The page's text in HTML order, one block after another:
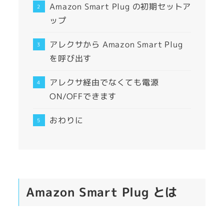
Amazon Smart Plug の初期セットア
ップ
アレクサから Amazon Smart Plug
を呼び出す
アレクサ経由でなくても電源
ON/OFFできます
おわりに
Amazon Smart Plug とは